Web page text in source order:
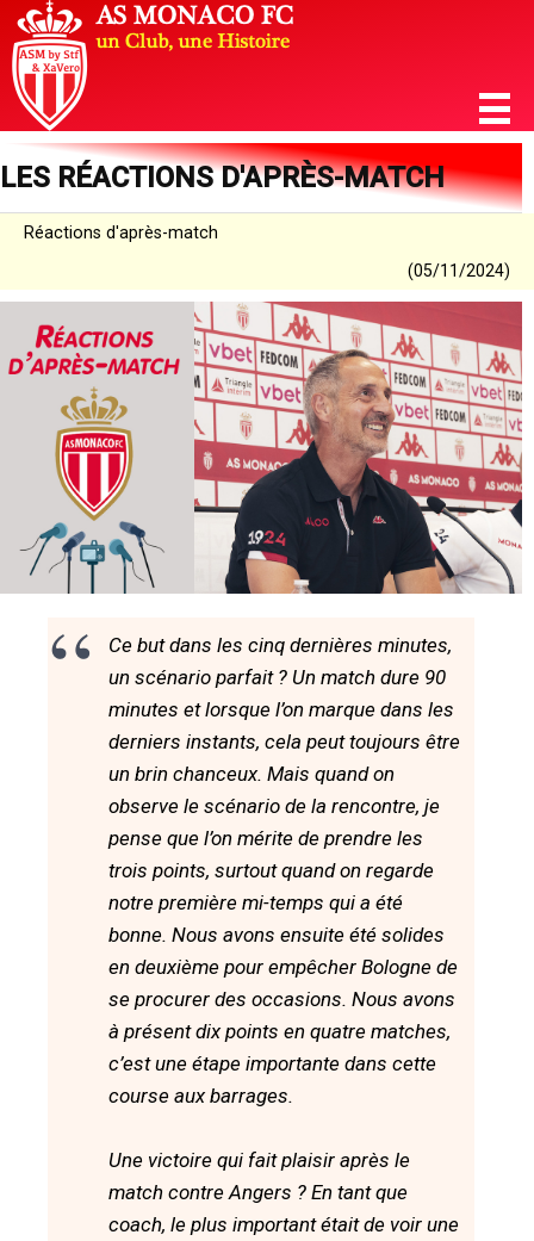
LES RÉACTIONS D'APRÈS-MATCH
Réactions d'après-match
(05/11/2024)
Ce but dans les cinq dernières minutes,
un scénario parfait ? Un match dure 90
minutes et lorsque l’on marque dans les
derniers instants, cela peut toujours être
un brin chanceux. Mais quand on
observe le scénario de la rencontre, je
pense que l’on mérite de prendre les
trois points, surtout quand on regarde
notre première mi-temps qui a été
bonne. Nous avons ensuite été solides
en deuxième pour empêcher Bologne de
se procurer des occasions. Nous avons
à présent dix points en quatre matches,
c’est une étape importante dans cette
course aux barrages.
Une victoire qui fait plaisir après le
match contre Angers ? En tant que
coach, le plus important était de voir une